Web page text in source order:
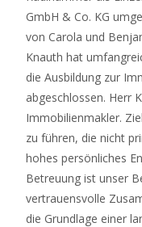
GmbH & Co. KG
von Carola und
Knauth hat
die Ausbildung zur
abgeschlossen. Herr
Immobilienmakler.
zu führen, die nicht
hohes persönliches
Betreuung ist unser
vertrauensvolle
die Grundlage einer